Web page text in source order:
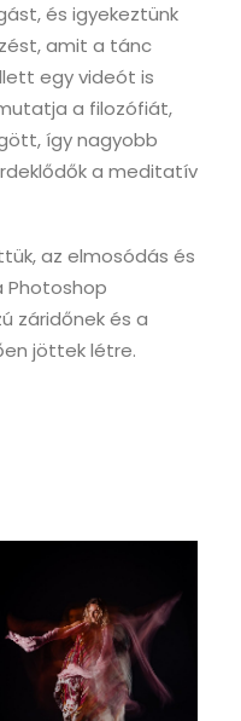
és igyekeztünk
amit a tánc
egy videót is
a filozófiát,
így nagyobb
a meditatív
az elmosódás és
Photoshop
záridőnek és a
jöttek létre.